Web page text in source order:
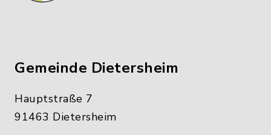
Gemeinde Dietersheim
Hauptstraße 7
91463 Dietersheim